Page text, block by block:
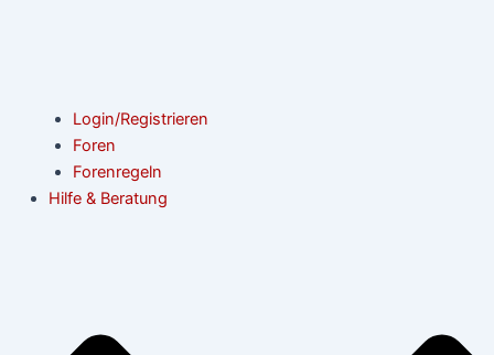
Login/Registrieren
Foren
Forenregeln
Hilfe & Beratung